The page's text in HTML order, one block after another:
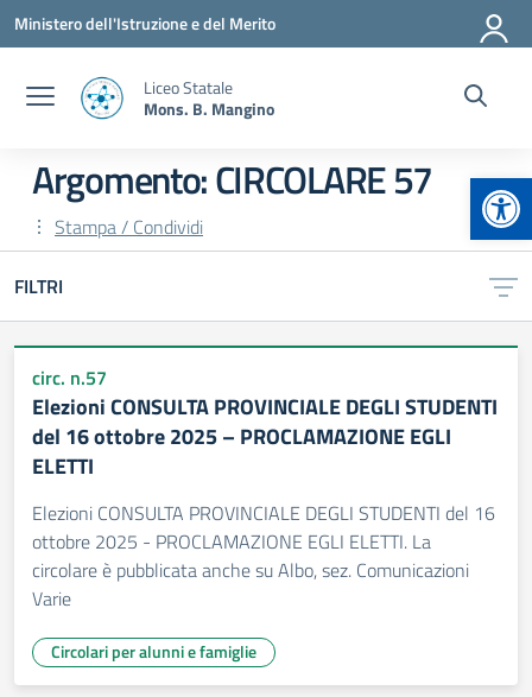
Vai ai contenuti
Vai al menu di navigazione
Vai al footer
Ministero dell'Istruzione e del Merito
Liceo Statale
Mons. B. Mangino
Argomento: CIRCOLARE 57
Stampa / Condividi
FILTRI
circ. n.57
Elezioni CONSULTA PROVINCIALE DEGLI STUDENTI
del 16 ottobre 2025 – PROCLAMAZIONE EGLI
ELETTI
Elezioni CONSULTA PROVINCIALE DEGLI STUDENTI del 16
ottobre 2025 - PROCLAMAZIONE EGLI ELETTI. La
circolare è pubblicata anche su Albo, sez. Comunicazioni
Varie
Circolari per alunni e famiglie